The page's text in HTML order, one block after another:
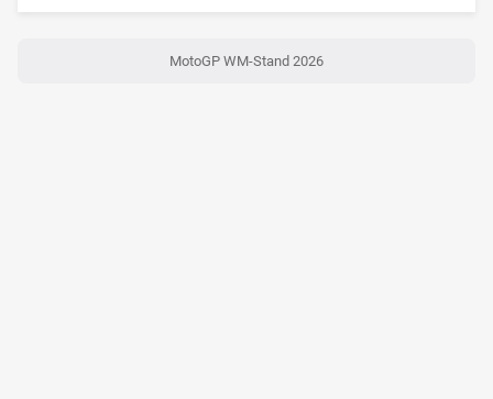
MotoGP WM-Stand 2026